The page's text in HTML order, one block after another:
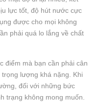
lực tốt, độ hút nước cực
được cho mọi không
phải quá lo lắng về chất
điểm mà bạn cần phải cân
lượng khá nặng. Khi
đối với những bức
trạng không mong muốn.